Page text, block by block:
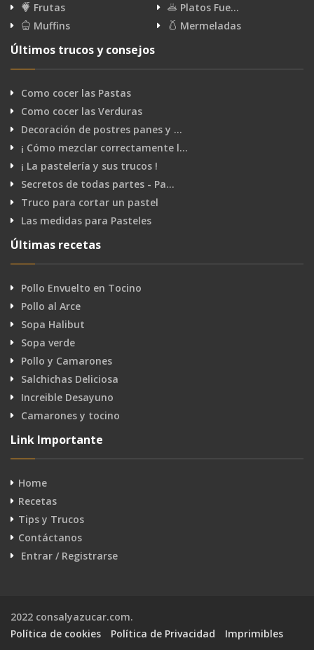
Frutas
Platos Fue…
Muffins
Mermeladas
Últimos trucos y consejos
Como cocer las Pastas
Como cocer las Verduras
Decoración de postres panes y …
¡ Cómo mezclar correctamente l…
¡ La pastelería y sus trucos !
Secretos de todas partes - Pa…
Truco para cortar un pastel
Las medidas para Pasteles
Últimas recetas
Pollo Envuelto en Tocino
Pollo al Arce
Sopa Halibut
Sopa verde
Pollo y Camarones
Salchichas Deliciosa
Increible Desayuno
Camarones y tocino
Link Importante
Home
Recetas
Tips y Trucos
Contáctanos
Entrar / Registrarse
2022 consalyazucar.com.
Política de cookies
Política de Privacidad Imprimibles